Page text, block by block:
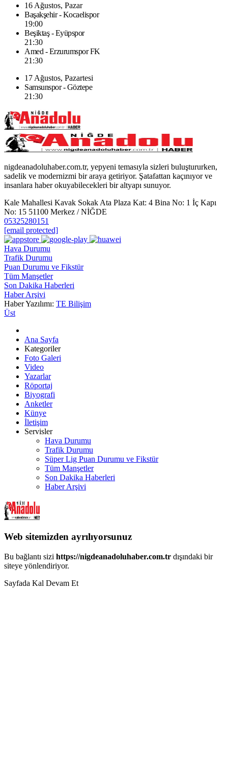
16 Ağustos, Pazar
Başakşehir - Kocaelispor
19:00
Beşiktaş - Eyüpspor
21:30
Amed - Erzurumspor FK
21:30
17 Ağustos, Pazartesi
Samsunspor - Göztepe
21:30
nigdeanadoluhaber.com.tr, yepyeni temasıyla sizleri buluştururken,
sadelik ve modernizmi bir araya getiriyor. Şatafattan kaçınıyor ve
insanlara haber okuyabilecekleri bir altyapı sunuyor.
Kale Mahallesi Kavak Sokak Ata Plaza Kat: 4 Bina No: 1 İç Kapı
No: 15 51100 Merkez / NİĞDE
05325280151
[email protected]
Hava Durumu
Trafik Durumu
Puan Durumu ve Fikstür
Tüm Manşetler
Son Dakika Haberleri
Haber Arşivi
Haber Yazılımı: TE Bilişim
Üst
Ana Sayfa
Kategoriler
Foto Galeri
Video
Yazarlar
Röportaj
Biyografi
Anketler
Künye
İletişim
Servisler
Hava Durumu
Trafik Durumu
Süper Lig Puan Durumu ve Fikstür
Tüm Manşetler
Son Dakika Haberleri
Haber Arşivi
Web sitemizden ayrılıyorsunuz
Bu bağlantı sizi https://nigdeanadoluhaber.com.tr dışındaki bir
siteye yönlendiriyor.
Sayfada Kal Devam Et